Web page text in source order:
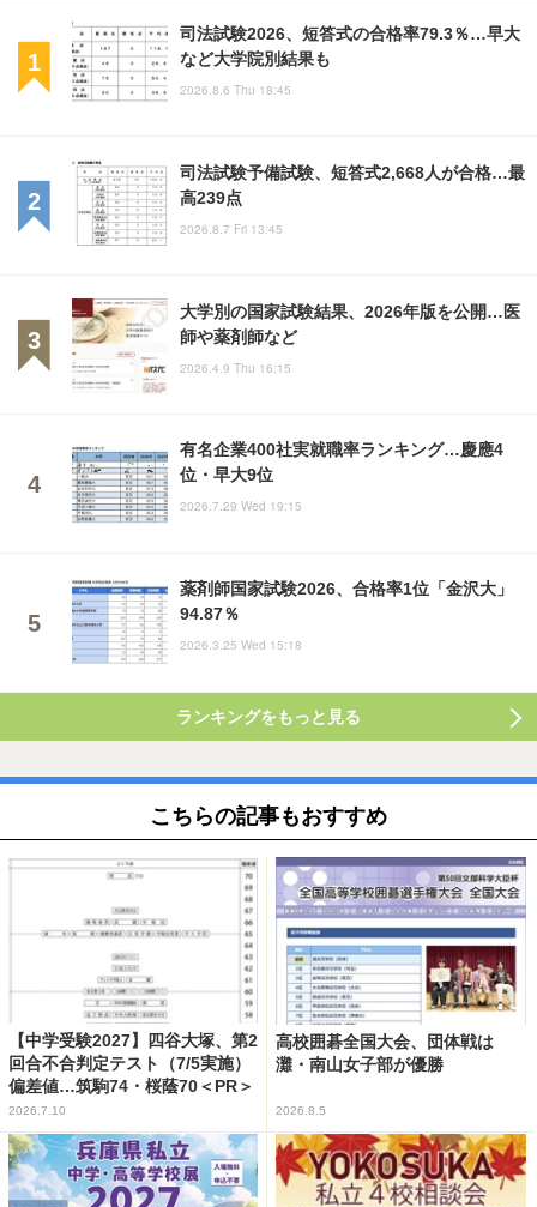
司法試験2026、短答式の合格率79.3％…早大
など大学院別結果も
2026.8.6 Thu 18:45
司法試験予備試験、短答式2,668人が合格…最
高239点
2026.8.7 Fri 13:45
大学別の国家試験結果、2026年版を公開…医
師や薬剤師など
2026.4.9 Thu 16:15
有名企業400社実就職率ランキング…慶應4
位・早大9位
2026.7.29 Wed 19:15
薬剤師国家試験2026、合格率1位「金沢大」
94.87％
2026.3.25 Wed 15:18
ランキングをもっと見る
こちらの記事もおすすめ
【中学受験2027】四谷大塚、第2
回合不合判定テスト（7/5実施）
偏差値…筑駒74・桜蔭70＜PR＞
2026.7.10
高校囲碁全国大会、団体戦は
灘・南山女子部が優勝
2026.8.5